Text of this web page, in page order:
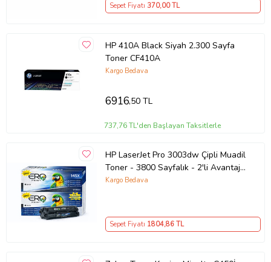
Sepet Fiyatı 370,00 TL
HP 410A Black Siyah 2.300 Sayfa
Toner CF410A
Kargo Bedava
6916,50 TL
737,76 TL'den Başlayan Taksitlerle
HP LaserJet Pro 3003dw Çipli Muadil
Toner - 3800 Sayfalık - 2'li Avantaj
Paket
Kargo Bedava
Sepet Fiyatı 1804,86 TL